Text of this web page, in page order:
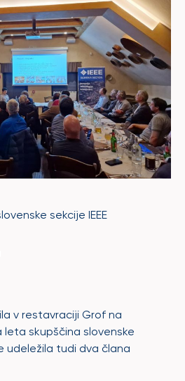
sekcije IEEE
v restavraciji Grof na
leta skupščina slovenske
udeležila tudi dva člana